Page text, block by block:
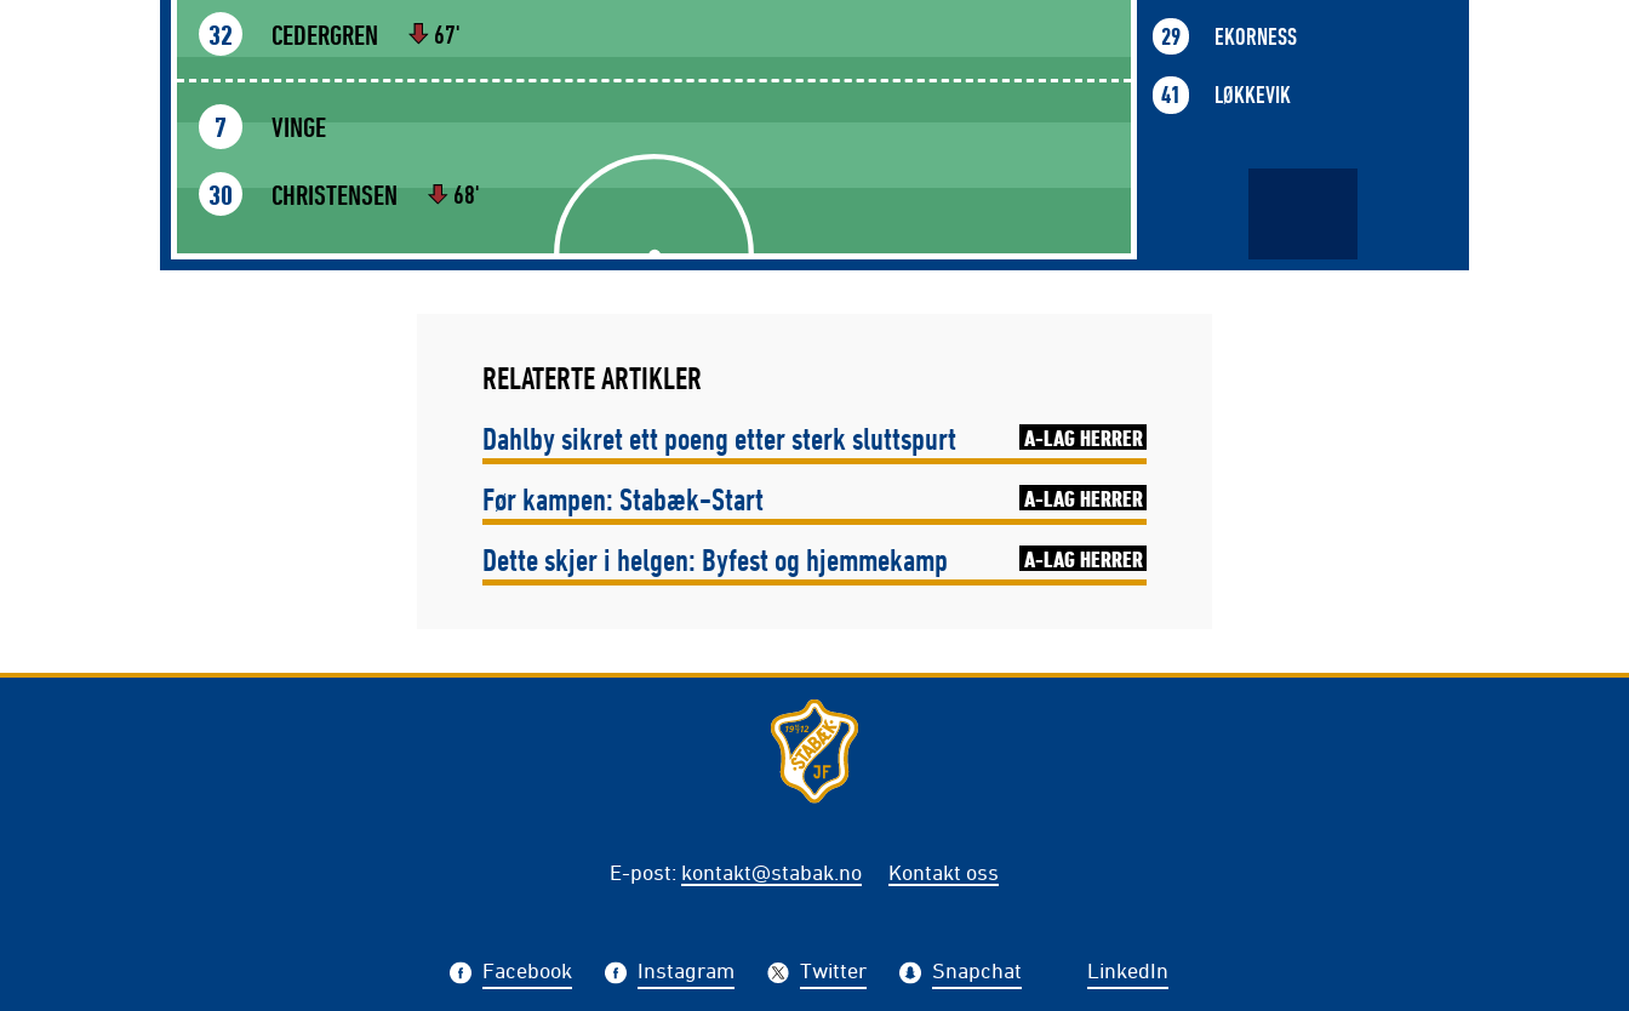
32 CEDERGREN 67'
7 VINGE
30 CHRISTENSEN 68'
29 EKORNESS
41 LØKKEVIK
RELATERTE ARTIKLER
Dahlby sikret ett poeng etter sterk sluttspurt
A-LAG HERRER
Før kampen: Stabæk-Start A-LAG HERRER
Dette skjer i helgen: Byfest og hjemmekamp A-LAG HERRER
E-post: kontakt@stabak.no Kontakt oss
Facebook Instagram Twitter Snapchat LinkedIn